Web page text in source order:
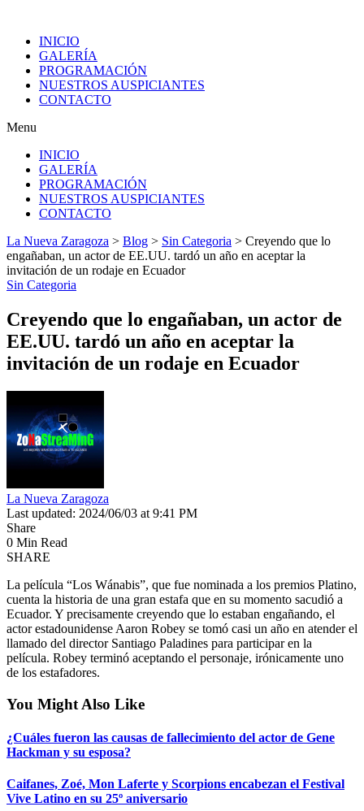
INICIO
GALERÍA
PROGRAMACIÓN
NUESTROS AUSPICIANTES
CONTACTO
Menu
INICIO
GALERÍA
PROGRAMACIÓN
NUESTROS AUSPICIANTES
CONTACTO
La Nueva Zaragoza > Blog > Sin Categoria > Creyendo que lo
engañaban, un actor de EE.UU. tardó un año en aceptar la
invitación de un rodaje en Ecuador
Sin Categoria
Creyendo que lo engañaban, un actor de
EE.UU. tardó un año en aceptar la
invitación de un rodaje en Ecuador
La Nueva Zaragoza
Last updated: 2024/06/03 at 9:41 PM
Share
0 Min Read
SHARE
La película “Los Wánabis”, que fue nominada a los premios Platino,
cuenta la historia de una gran estafa que en su momento sacudió a
Ecuador. Y precisamente creyendo que lo estaban engañando, el
actor estadounidense Aaron Robey se tomó casi un año en atender el
llamado del director Santiago Paladines para participar en la
película. Robey terminó aceptando el personaje, irónicamente uno
de los estafadores.
You Might Also Like
¿Cuáles fueron las causas de fallecimiento del actor de Gene
Hackman y su esposa?
Caifanes, Zoé, Mon Laferte y Scorpions encabezan el Festival
Vive Latino en su 25º aniversario